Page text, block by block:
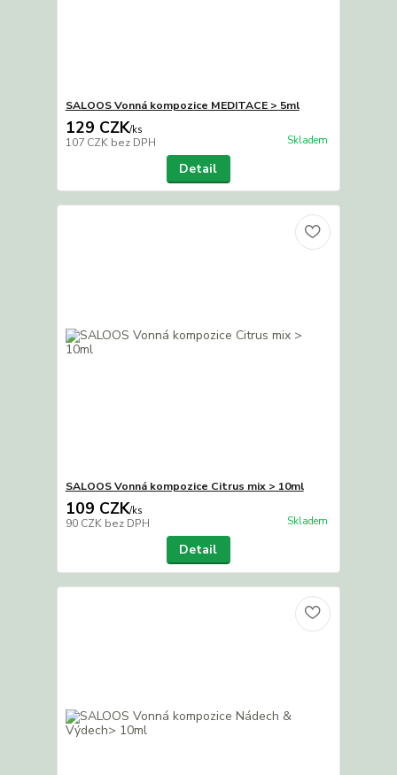
SALOOS Vonná kompozice MEDITACE > 5ml
129 CZK/ks
107 CZK bez DPH Skladem
Detail
SALOOS Vonná kompozice Citrus mix > 10ml
109 CZK/ks
90 CZK bez DPH Skladem
Detail